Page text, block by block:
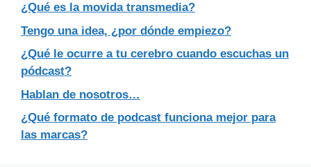
¿Qué es la movida transmedia?
Tengo una idea, ¿por dónde empiezo?
¿Qué le ocurre a tu cerebro cuando escuchas un
pódcast?
Hablan de nosotros…
¿Qué formato de podcast funciona mejor para
las marcas?